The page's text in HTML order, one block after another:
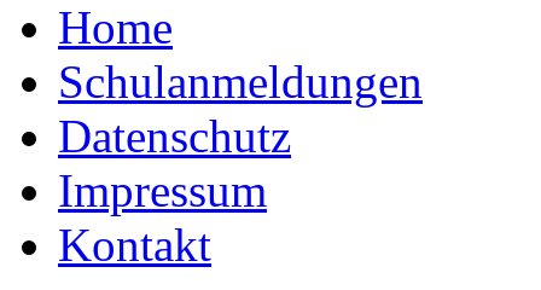
Home
Schulanmeldungen
Datenschutz
Impressum
Kontakt